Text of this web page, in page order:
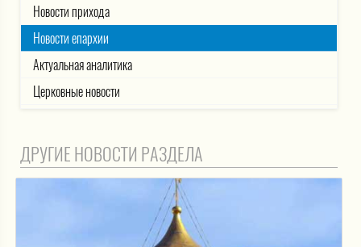
Новости прихода
Новости епархии
Актуальная аналитика
Церковные новости
ДРУГИЕ НОВОСТИ РАЗДЕЛА